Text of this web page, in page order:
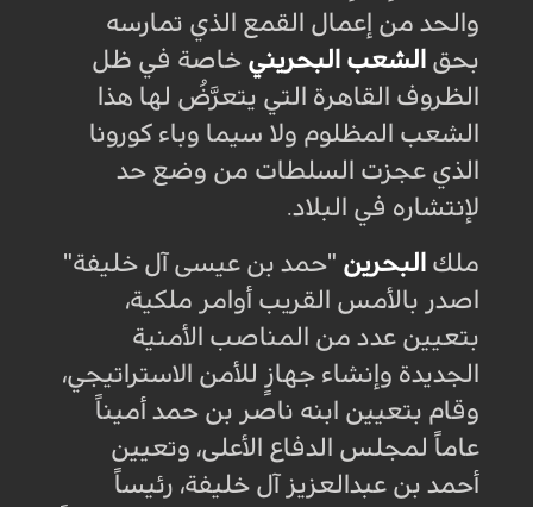
والحد من إعمال القمع الذي تمارسه
بحق الشعب البحريني خاصة في ظل
الظروف القاهرة التي يتعرَّضُ لها هذا
الشعب المظلوم ولا سيما وباء كورونا
الذي عجزت السلطات من وضع حد
لإنتشاره في البلاد.
ملك البحرين "حمد بن عيسى آل خليفة"
اصدر بالأمس القريب أوامر ملكية،
بتعيين عدد من المناصب الأمنية
الجديدة وإنشاء جهازٍ للأمن الاستراتيجي،
وقام بتعيين ابنه ناصر بن حمد أميناً
عاماً لمجلس الدفاع الأعلى، وتعيين
أحمد بن عبدالعزيز آل خليفة، رئيساً